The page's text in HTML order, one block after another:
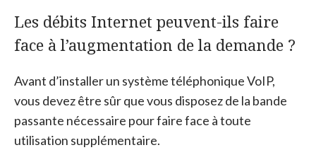
Les débits Internet peuvent-ils faire
face à l’augmentation de la demande ?
Avant d’installer un système téléphonique VoIP,
vous devez être sûr que vous disposez de la bande
passante nécessaire pour faire face à toute
utilisation supplémentaire.